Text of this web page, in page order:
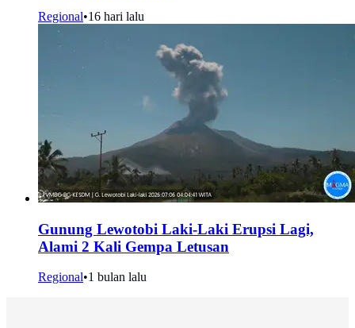
Regional•16 hari lalu
Gunung Lewotobi Laki-Laki Erupsi Lagi,
Alami 2 Kali Gempa Letusan
Regional•1 bulan lalu